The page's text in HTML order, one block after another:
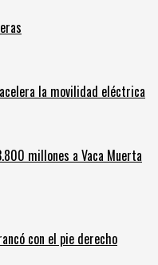
la movilidad eléctrica
millones a Vaca Muerta
con el pie derecho